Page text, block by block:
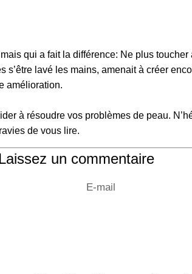
qui a fait la différence: Ne plus toucher
lavé les mains, amenait à créer
amélioration.
à résoudre vos problèmes de peau.
de vous lire.
Laissez un commentaire
E-